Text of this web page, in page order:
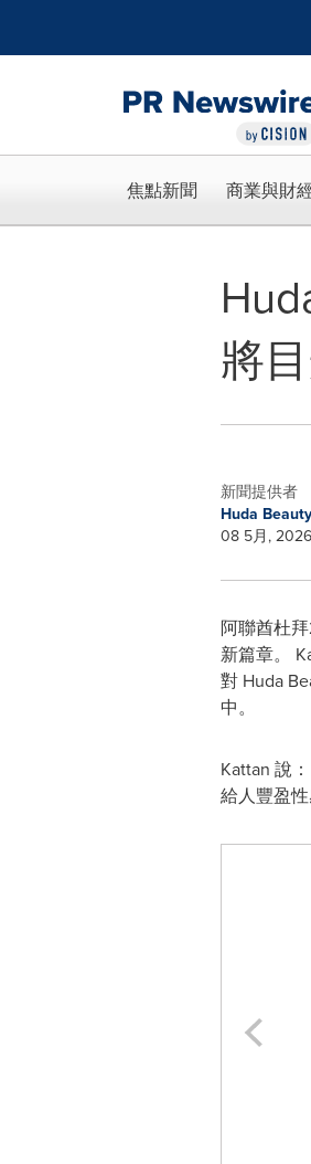
焦點新聞 商業與財
將
新聞提供者
Huda Beauty
08 5月,
阿聯酋杜拜
新篇章。
對 Huda
中。
Kattan 說
給人豐盈